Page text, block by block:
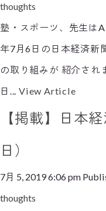
thoughts
塾・スポーツ、先生は
年7月6日の日本経済新
の取り組みが 紹介さ
日...View Article
【掲載】日本
日）
7月 5, 2019 6:06 pm
thoughts